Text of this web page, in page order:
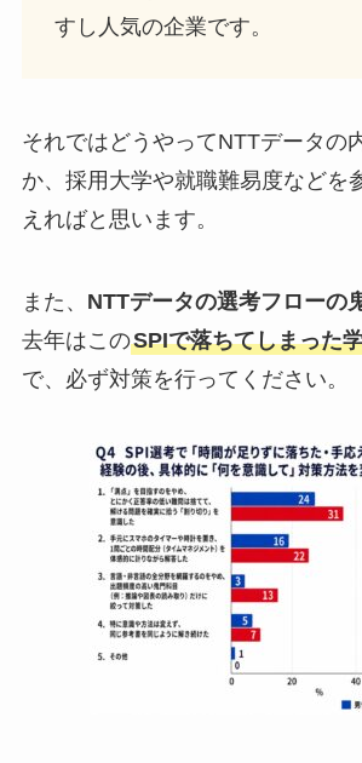
すし人気の企業です。
それではどうやってNTTデータの
か、採用大学や就職難易度などを
えればと思います。
また、 NTTデータの選考フローの
去年はこのSPIで落ちてしまった
で、必ず対策を行ってください。